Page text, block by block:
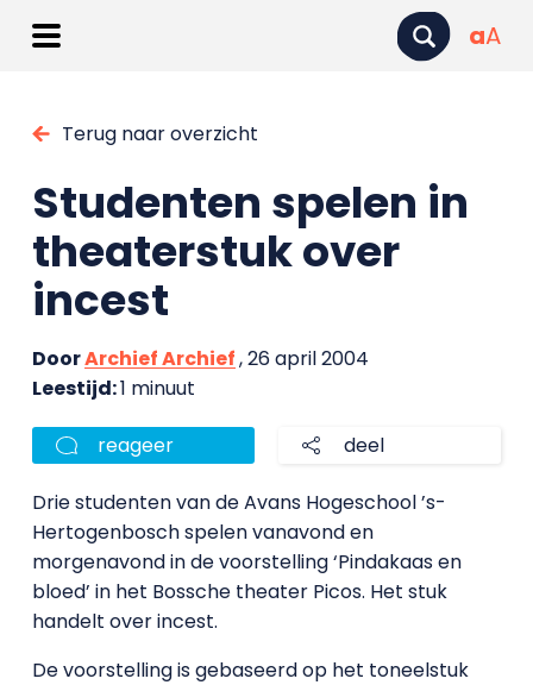
aA
Terug naar overzicht
Studenten spelen in
theaterstuk over
incest
DoorArchief Archief, 26 april 2004
Leestijd:1 minuut
reageer deel
Drie studenten van de Avans Hogeschool ’s-
Hertogenbosch spelen vanavond en
morgenavond in de voorstelling ‘Pindakaas en
bloed’ in het Bossche theater Picos. Het stuk
handelt over incest.
De voorstelling is gebaseerd op het toneelstuk